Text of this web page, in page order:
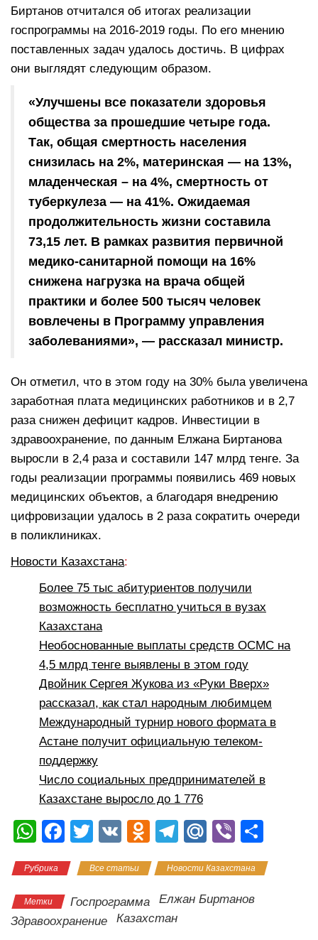
Биртанов отчитался об итогах реализации
госпрограммы на 2016-2019 годы. По его мнению
поставленных задач удалось достичь. В цифрах
они выглядят следующим образом.
«Улучшены все показатели здоровья
общества за прошедшие четыре года.
Так, общая смертность населения
снизилась на 2%, материнская — на 13%,
младенческая – на 4%, смертность от
туберкулеза — на 41%. Ожидаемая
продолжительность жизни составила
73,15 лет. В рамках развития первичной
медико-санитарной помощи на 16%
снижена нагрузка на врача общей
практики и более 500 тысяч человек
вовлечены в Программу управления
заболеваниями», — рассказал министр.
Он отметил, что в этом году на 30% была увеличена
заработная плата медицинских работников и в 2,7
раза снижен дефицит кадров. Инвестиции в
здравоохранение, по данным Елжана Биртанова
выросли в 2,4 раза и составили 147 млрд тенге. За
годы реализации программы появились 469 новых
медицинских объектов, а благодаря внедрению
цифровизации удалось в 2 раза сократить очереди
в поликлиниках.
Новости Казахстана:
Более 75 тыс абитуриентов получили
возможность бесплатно учиться в вузах
Казахстана
Необоснованные выплаты средств ОСМС на
4,5 млрд тенге выявлены в этом году
Двойник Сергея Жукова из «Руки Вверх»
рассказал, как стал народным любимцем
Международный турнир нового формата в
Астане получит официальную телеком-
поддержку
Число социальных предпринимателей в
Казахстане выросло до 1 776
W
at
s
A
F
c
e
b
T
tt
er
V
O
n
o
kl
T
e
gr
M
.R
u
Vi
er р
Рубрика Все статьи Новости Казахстана
Метки Госпрограмма
Елжан Биртанов
Здравоохранение
Казахстан